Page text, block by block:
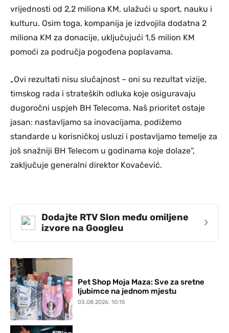
vrijednosti od 2,2 miliona KM, ulažući u sport, nauku i
kulturu. Osim toga, kompanija je izdvojila dodatna 2
miliona KM za donacije, uključujući 1,5 milion KM
pomoći za područja pogođena poplavama.
„Ovi rezultati nisu slučajnost – oni su rezultat vizije,
timskog rada i strateških odluka koje osiguravaju
dugoročni uspjeh BH Telecoma. Naš prioritet ostaje
jasan: nastavljamo sa inovacijama, podižemo
standarde u korisničkoj usluzi i postavljamo temelje za
još snažniji BH Telecom u godinama koje dolaze”,
zaključuje generalni direktor Kovačević.
Dodajte RTV Slon među omiljene
izvore na Googleu
›
Pet Shop Moja Maza: Sve za sretne
ljubimce na jednom mjestu
03.08.2026. 10:15